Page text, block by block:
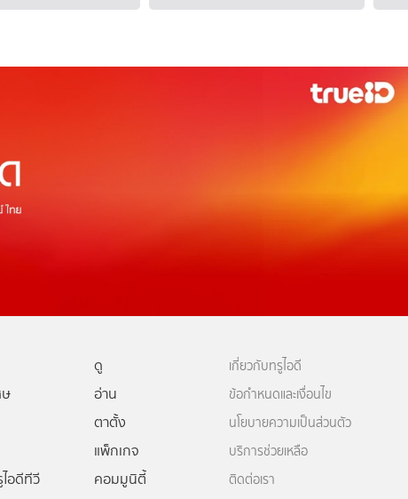
ดู
อ่าน
ตาตั้ง
แพ็กเกจ
อดีทีวี
คอมมูนิตี้
เกี่ยวกับทรูไอดี
ข้อกำหนดและเงื่อนไข
นโยบายความเป็นส่วนตัว
บริการช่วยเหลือ
ติดต่อเรา